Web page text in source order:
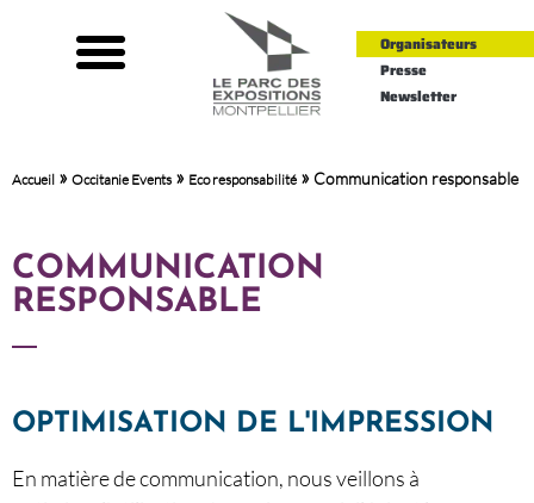
Organisateurs
Presse
Newsletter
Accueil » Occitanie Events » Eco responsabilité » Communication responsable
COMMUNICATION
RESPONSABLE
OPTIMISATION DE L'IMPRESSION
En matière de communication, nous veillons à